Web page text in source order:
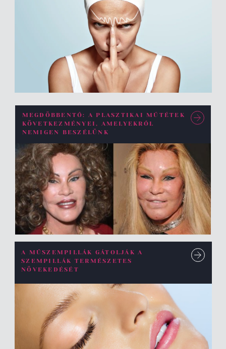
MEGDÖBBENTŐ: A PLASZTIKAI MŰTÉTEK
KÖVETKEZMÉNYEI, AMELYEKRŐL
NEMIGEN BESZÉLÜNK
A MŰSZEMPILLÁK GÁTOLJÁK A
SZEMPILLÁK TERMÉSZETES
NÖVEKEDÉSÉT